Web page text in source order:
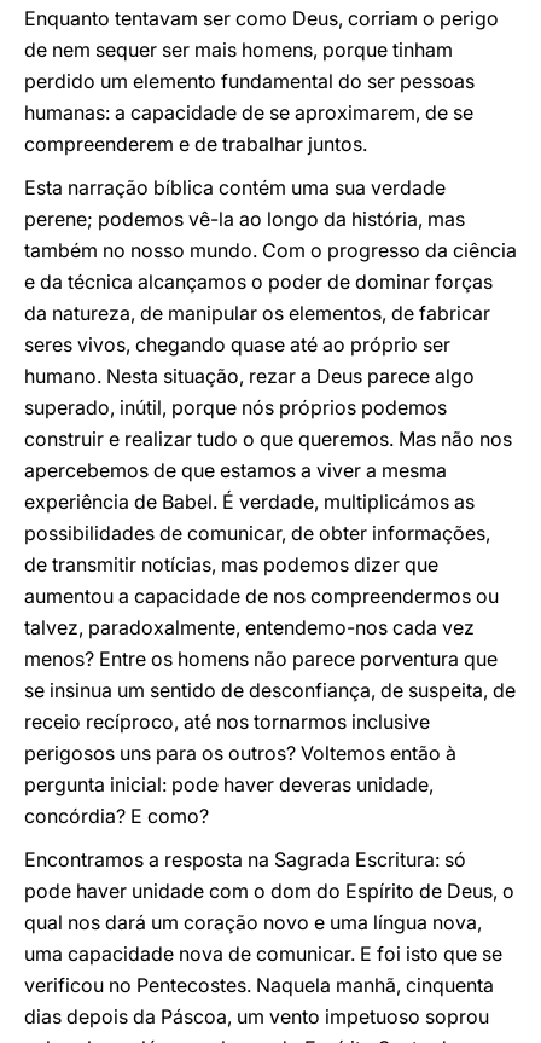
Enquanto tentavam ser como Deus, corriam o perigo
de nem sequer ser mais homens, porque tinham
perdido um elemento fundamental do ser pessoas
humanas: a capacidade de se aproximarem, de se
compreenderem e de trabalhar juntos.
Esta narração bíblica contém uma sua verdade
perene; podemos vê-la ao longo da história, mas
também no nosso mundo. Com o progresso da ciência
e da técnica alcançamos o poder de dominar forças
da natureza, de manipular os elementos, de fabricar
seres vivos, chegando quase até ao próprio ser
humano. Nesta situação, rezar a Deus parece algo
superado, inútil, porque nós próprios podemos
construir e realizar tudo o que queremos. Mas não nos
apercebemos de que estamos a viver a mesma
experiência de Babel. É verdade, multiplicámos as
possibilidades de comunicar, de obter informações,
de transmitir notícias, mas podemos dizer que
aumentou a capacidade de nos compreendermos ou
talvez, paradoxalmente, entendemo-nos cada vez
menos? Entre os homens não parece porventura que
se insinua um sentido de desconfiança, de suspeita, de
receio recíproco, até nos tornarmos inclusive
perigosos uns para os outros? Voltemos então à
pergunta inicial: pode haver deveras unidade,
concórdia? E como?
Encontramos a resposta na Sagrada Escritura: só
pode haver unidade com o dom do Espírito de Deus, o
qual nos dará um coração novo e uma língua nova,
uma capacidade nova de comunicar. E foi isto que se
verificou no Pentecostes. Naquela manhã, cinquenta
dias depois da Páscoa, um vento impetuoso soprou